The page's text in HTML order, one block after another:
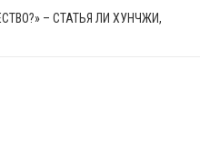
– СТАТЬЯ ЛИ ХУНЧЖИ,